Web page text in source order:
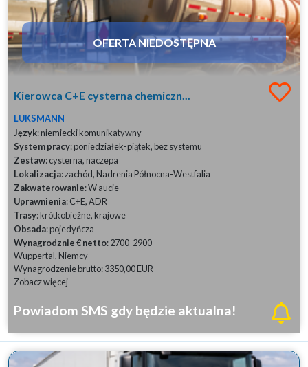
OFERTA NIEDOSTĘPNA
Kierowca C+E cysterna chemiczn...
LUKSMANN
Język: niemiecki komunikatywny
System pracy: poniedziałek-piątek, bez systemu
Zestaw: cysterna, naczepa
Lokalizacja: zachód, Nadrenia Północna-Westfalia
Zakwaterowanie: W aucie
Uprawnienia: C+E, ADR
Trasy: krótkobieżne, krajowe
Obsada: pojedyńcza
Wynagrodznie € netto: 2700-2900
Wuppertal, Niemcy
Wynagrodzenie brutto: 3350,00 EUR
Zobacz więcej
Powiadom SMS gdy będzie aktualna!